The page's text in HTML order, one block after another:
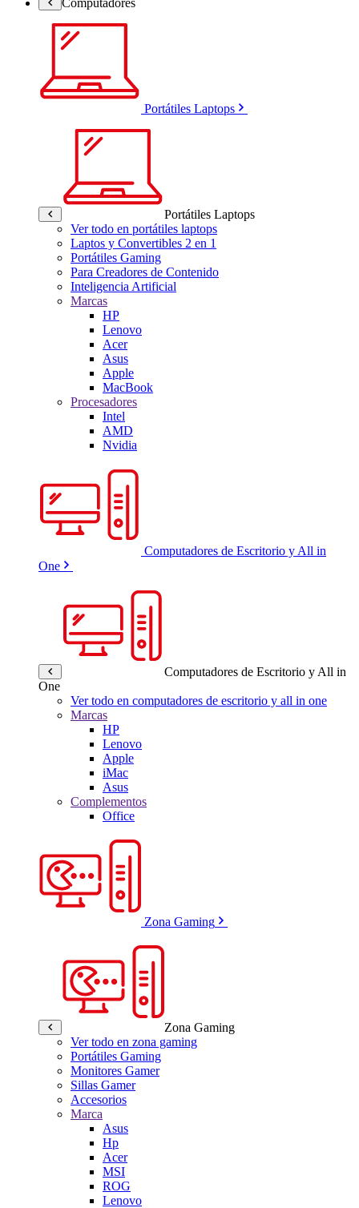
Portátiles Laptops
Portátiles Laptops
Ver todo en portátiles laptops
Laptos y Convertibles 2 en 1
Portátiles Gaming
Para Creadores de Contenido
Inteligencia Artificial
Marcas
HP
Lenovo
Acer
Asus
Apple
MacBook
Procesadores
Intel
AMD
Nvidia
Computadores de Escritorio y All in
One
Computadores de Escritorio y All in
One
Ver todo en computadores de escritorio y all in one
Marcas
HP
Lenovo
Apple
iMac
Asus
Complementos
Office
Zona Gaming
Zona Gaming
Ver todo en zona gaming
Portátiles Gaming
Monitores Gamer
Sillas Gamer
Accesorios
Marca
Asus
Hp
Acer
MSI
ROG
Lenovo